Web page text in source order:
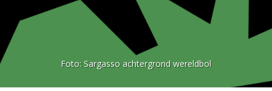
Foto: Sargasso achtergrond wereldbol